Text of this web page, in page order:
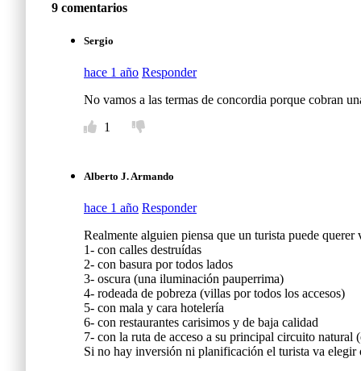
9 comentarios
Sergio
hace 1 año Responder
No vamos a las termas de concordia porque cobran
1
Alberto J. Armando
hace 1 año Responder
Realmente alguien piensa que un turista puede querer
1- con calles destruídas
2- con basura por todos lados
3- oscura (una iluminación pauperrima)
4- rodeada de pobreza (villas por todos los accesos)
5- con mala y cara hotelería
6- con restaurantes carisimos y de baja calidad
7- con la ruta de acceso a su principal circuito natural
Si no hay inversión ni planificación el turista va elegir